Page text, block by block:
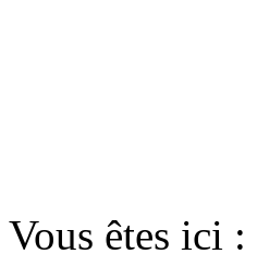
Vous êtes ici :